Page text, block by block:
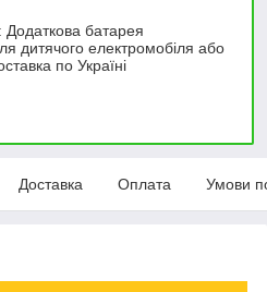
Додаткова батарея
дитячого електромобіля або
по Україні
Доставка Оплата Умови